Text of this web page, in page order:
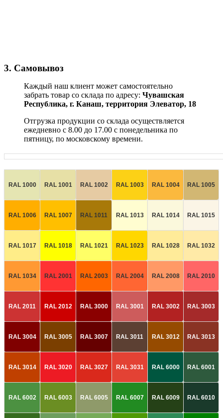
3. Самовывоз
Каждый наш клиент может самостоятельно
забрать товар со склада по адресу: Чувашская
Республика, г. Канаш, территория Элеватор, 18
Отгрузка продукции со склада осуществляется
ежедневно с 8.00 до 17.00 с понедельника по
пятницу, по московскому времени.
RAL 1000 RAL 1001 RAL 1002 RAL 1003 RAL 1004 RAL 1005
RAL 1006 RAL 1007 RAL 1011 RAL 1013 RAL 1014 RAL 1015
RAL 1017 RAL 1018 RAL 1021 RAL 1023 RAL 1028 RAL 1032
RAL 1034 RAL 2001 RAL 2003 RAL 2004 RAL 2008 RAL 2010
RAL 2011 RAL 2012 RAL 3000 RAL 3001 RAL 3002 RAL 3003
RAL 3004 RAL 3005 RAL 3007 RAL 3011 RAL 3012 RAL 3013
RAL 3014 RAL 3020 RAL 3027 RAL 3031 RAL 6000 RAL 6001
RAL 6002 RAL 6003 RAL 6005 RAL 6007 RAL 6009 RAL 6010